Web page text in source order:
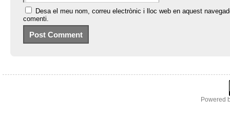
Desa el meu nom, correu electrònic i lloc web en aquest
comenti.
Powered